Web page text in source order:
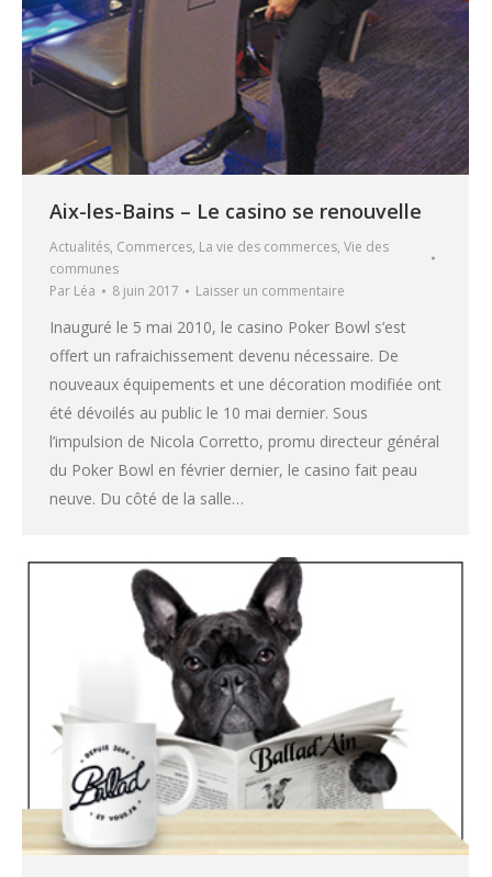
Aix-les-Bains – Le casino se renouvelle
Actualités, Commerces, La vie des commerces, Vie des
communes
Par Léa 8 juin 2017 Laisser un commentaire
Inauguré le 5 mai 2010, le casino Poker Bowl s’est
offert un rafraichissement devenu nécessaire. De
nouveaux équipements et une décoration modifiée ont
été dévoilés au public le 10 mai dernier. Sous
l’impulsion de Nicola Corretto, promu directeur général
du Poker Bowl en février dernier, le casino fait peau
neuve. Du côté de la salle…